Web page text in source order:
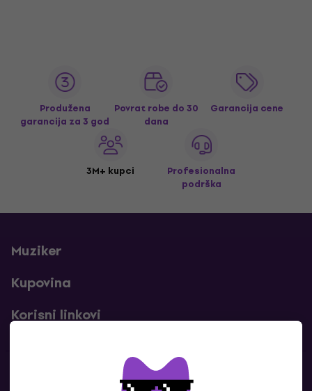
Produžena
garancija za 3 god
Povrat robe do 30
dana
Garancija cene
3M+ kupci
Profesionalna
podrška
Muziker
Kupovina
Korisni linkovi
Kontakti